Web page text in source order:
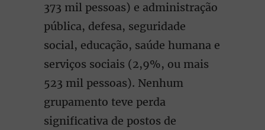
373 mil pessoas) e administração
pública, defesa, seguridade
social, educação, saúde humana e
serviços sociais (2,9%, ou mais
523 mil pessoas). Nenhum
grupamento teve perda
significativa de postos de